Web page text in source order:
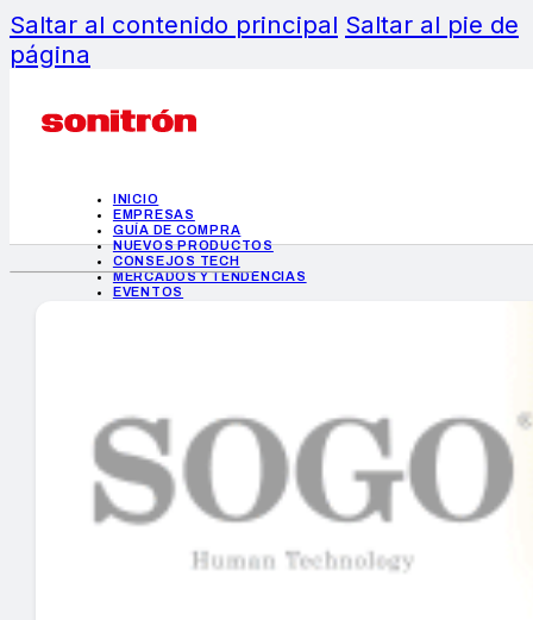
Saltar al contenido principal Saltar al pie de
página
INICIO
EMPRESAS
GUÍA DE COMPRA
NUEVOS PRODUCTOS
CONSEJOS TECH
MERCADOS Y TENDENCIAS
EVENTOS
INICIO
EMPRESAS
GUÍA DE COMPRA